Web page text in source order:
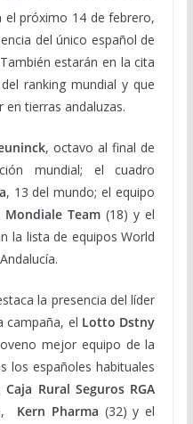
el próximo 14 de febrero,
del único español de
estarán en la cita
ranking mundial y que
tierras andaluzas.
, octavo al final de
mundial; el cuadro
, 13 del mundo; el equipo
Mondiale Team (18) y el
la lista de equipos World
la presencia del líder
campaña, el Lotto Dstny
mejor equipo de la
los españoles habituales
Caja Rural Seguros RGA
Kern Pharma (32) y el